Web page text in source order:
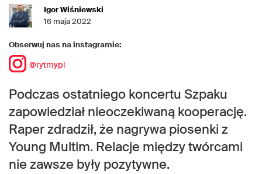
Igor Wiśniewski
16 maja 2022
Obserwuj nas na instagramie:
@rytmypl
Podczas ostatniego koncertu Szpaku
zapowiedział nieoczekiwaną kooperację.
Raper zdradził, że nagrywa piosenki z
Young Multim. Relacje między twórcami
nie zawsze były pozytywne.